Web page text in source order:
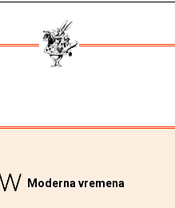
Moderna vremena